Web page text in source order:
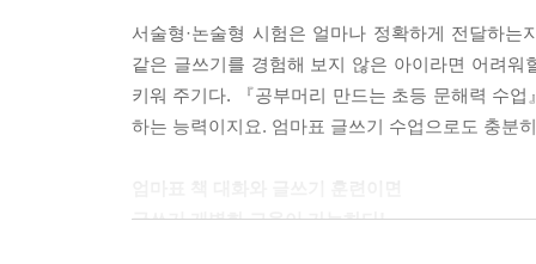
서술형·논술형 시험은 얼마나 정확하게 전달하
같은 글쓰기를 경험해 보지 않은 아이라면 어려
키워 주기다. 『공부머리 만드는 초등 문해력 수
하는 능력이지요. 엄마표 글쓰기 수업으로도 충분
글쓰기 개별화 교육이 가능하다!